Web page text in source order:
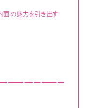
面の魅力を引き出す